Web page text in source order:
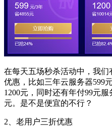
在每天五场秒杀活动中，我
优惠，比如三年云服务器599
1200元，同时还有年付99元
元。是不是便宜的不行？
2、老用户三折优惠